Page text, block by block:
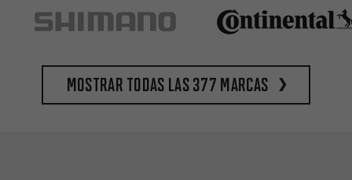
Mostrar todas las 377 marcas